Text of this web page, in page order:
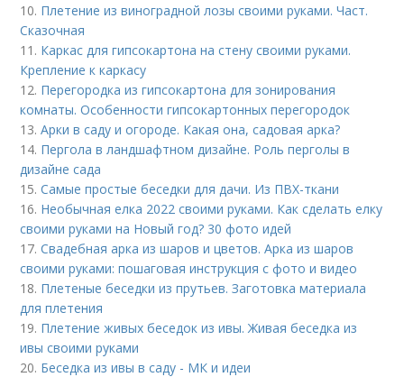
10. Плетение из виноградной лозы своими руками. Част.
Сказочная
11. Каркас для гипсокартона на стену своими руками.
Крепление к каркасу
12. Перегородка из гипсокартона для зонирования
комнаты. Особенности гипсокартонных перегородок
13.Арки в саду и огороде. Какая она, садовая арка?
14. Пергола в ландшафтном дизайне. Роль перголы в
дизайне сада
15.Самые простые беседки для дачи. Из ПВХ-ткани
16. Необычная елка 2022 своими руками. Как сделать елку
своими руками на Новый год? 30 фото идей
17.Свадебная арка из шаров и цветов. Арка из шаров
своими руками: пошаговая инструкция с фото и видео
18. Плетеные беседки из прутьев. Заготовка материала
для плетения
19. Плетение живых беседок из ивы. Живая беседка из
ивы своими руками
20. Беседка из ивы в саду - МК и идеи